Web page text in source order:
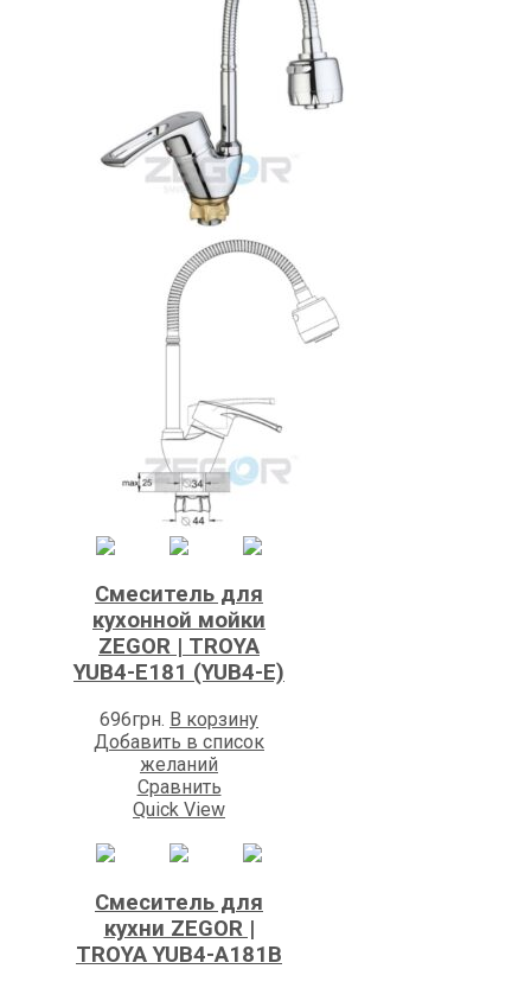
Смеситель для
кухонной мойки
ZEGOR | TROYA
YUB4-E181 (YUB4-E)
696грн. В корзину
Добавить в список
желаний
Сравнить
Quick View
Смеситель для
кухни ZEGOR |
TROYA YUB4-А181B